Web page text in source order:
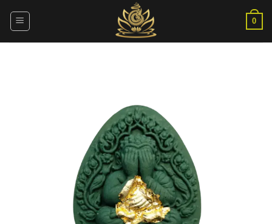
0